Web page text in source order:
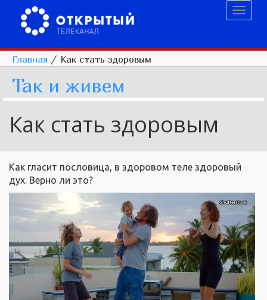
Главная / Как стать здоровым
Так и живем
Как стать здоровым
Как гласит пословица, в здоровом теле здоровый
дух. Верно ли это?